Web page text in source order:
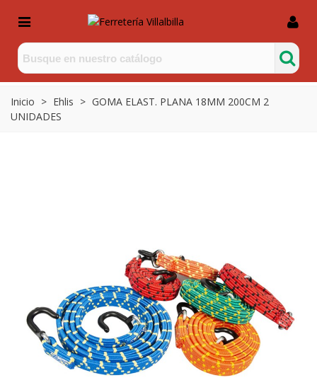
Inicio > Ehlis > GOMA ELAST. PLANA 18MM 200CM 2
UNIDADES